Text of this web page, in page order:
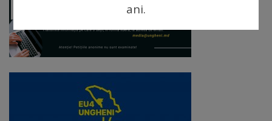
în
imagini
Galerie
ani.